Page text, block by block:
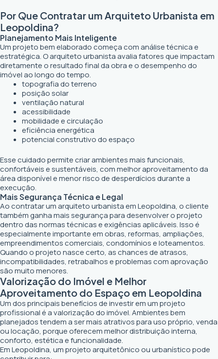
Por Que Contratar um Arquiteto Urbanista em
Leopoldina?
Planejamento Mais Inteligente
Um projeto bem elaborado começa com análise técnica e
estratégica. O arquiteto urbanista avalia fatores que impactam
diretamente o resultado final da obra e o desempenho do
imóvel ao longo do tempo.
topografia do terreno
posição solar
ventilação natural
acessibilidade
mobilidade e circulação
eficiência energética
potencial construtivo do espaço
Esse cuidado permite criar ambientes mais funcionais,
confortáveis e sustentáveis, com melhor aproveitamento da
área disponível e menor risco de desperdícios durante a
execução.
Mais Segurança Técnica e Legal
Ao contratar um arquiteto urbanista em Leopoldina, o cliente
também ganha mais segurança para desenvolver o projeto
dentro das normas técnicas e exigências aplicáveis. Isso é
especialmente importante em obras, reformas, ampliações,
empreendimentos comerciais, condomínios e loteamentos.
Quando o projeto nasce certo, as chances de atrasos,
incompatibilidades, retrabalhos e problemas com aprovação
são muito menores.
Valorização do Imóvel e Melhor
Aproveitamento do Espaço em Leopoldina
Um dos principais benefícios de investir em um projeto
profissional é a valorização do imóvel. Ambientes bem
planejados tendem a ser mais atrativos para uso próprio, venda
ou locação, porque oferecem melhor distribuição interna,
conforto, estética e funcionalidade.
Em Leopoldina, um projeto arquitetônico ou urbanístico pode